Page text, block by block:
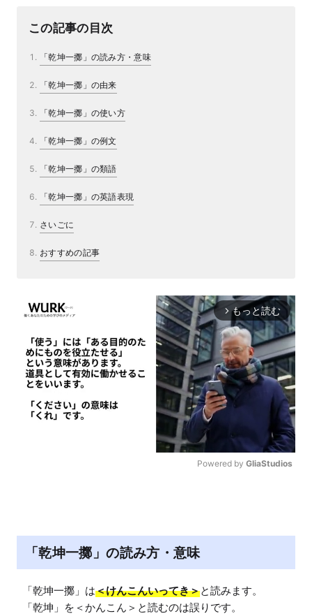
この記事の目次
「乾坤一擲」の読み方・意味
「乾坤一擲」の由来
「乾坤一擲」の使い方
「乾坤一擲」の例文
「乾坤一擲」の類語
「乾坤一擲」の英語表現
さいごに
おすすめの記事
arrow_forward_ios もっと読む
Powered by GliaStudios
「乾坤一擲」の読み方・意味
「乾坤一擲」は＜けんこんいってき＞と読みます。
「乾坤」を＜かんこん＞と読むのは誤りです。